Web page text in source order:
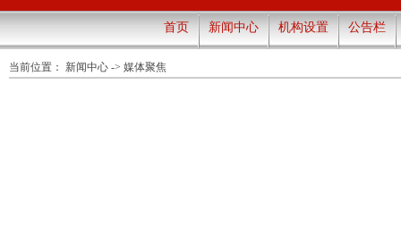
首页 新闻中心 机构设置 公告栏
当前位置： 新闻中心 -> 媒体聚焦